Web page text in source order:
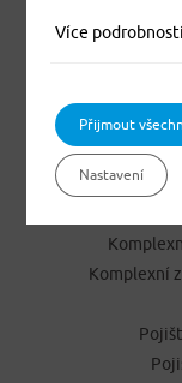
Komplexní
Více
Přijmout
Nastavení